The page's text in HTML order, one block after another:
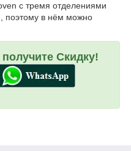
с тремя отделениями
поэтому в нём можно
Скидку!